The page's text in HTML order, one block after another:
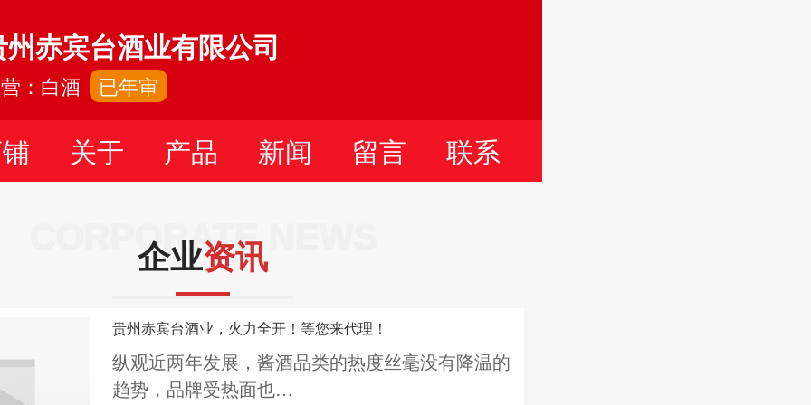
州赤宾台酒业有限公司
：白酒 已年审
关于 产品 新闻 留言 联系
CORPORATE NEWS
企业资讯
贵州赤宾台酒业，火力全开！等您来代理！
纵观近两年发展，酱酒品类的热度丝毫没有降温的
趋势，品牌受热面也…